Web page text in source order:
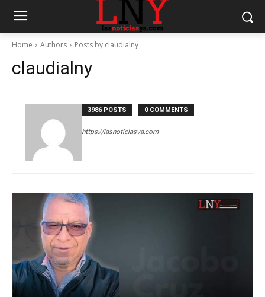
Home Authors Posts by claudialny
claudialny
3986 POSTS 0 COMMENTS
https://lasnoticiasya.com